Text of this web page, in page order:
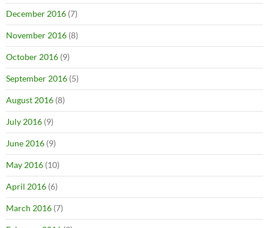
December 2016 (7)
November 2016 (8)
October 2016 (9)
September 2016 (5)
August 2016 (8)
July 2016 (9)
June 2016 (9)
May 2016 (10)
April 2016 (6)
March 2016 (7)